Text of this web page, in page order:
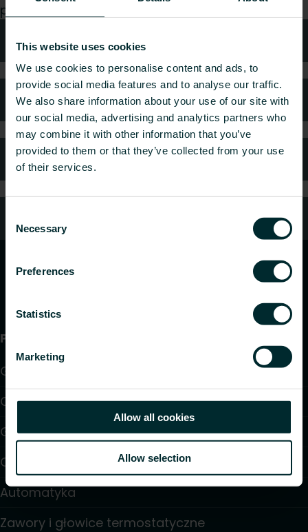
This website uses cookies
We use cookies to personalise content and ads, to
provide social media features and to analyse our traffic.
We also share information about your use of our site with
our social media, advertising and analytics partners who
may combine it with other information that you’ve
provided to them or that they’ve collected from your use
of their services.
Selection
Necessary
Preferences
Statistics
Marketing
Allow all cookies
Allow selection
przyjemnością zajmiemy się Twoim zapytaniem.
Wsparcie
Najczęściej zadawane pytania
Gwarancja i reklamacje
Produkty
Grzejniki
Ogrzewanie i chłodzenie podłogowe
Grzejniki konwektorowe i klimakonwektory
Ogrzewanie elektryczne
Automatyka
Zawory i głowice termostatyczne